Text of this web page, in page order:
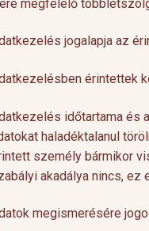
megfelelő
jogalapja az
érintettek
időtartama és
haladéktalanul
személy bármikor
akadálya nincs, ez
megismerésére